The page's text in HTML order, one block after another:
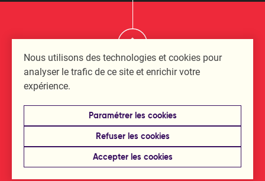
(Québec), H7T 2Z8 — 450 629 6434 ou 1 877 629 6434 —
info@escient.ca
Protection des données Paramétrer les cookies
Escient inc. Tous droits réservés.
Nous utilisons des technologies et cookies pour
analyser le trafic de ce site et enrichir votre
expérience.
Paramétrer les cookies
Refuser les cookies
Accepter les cookies